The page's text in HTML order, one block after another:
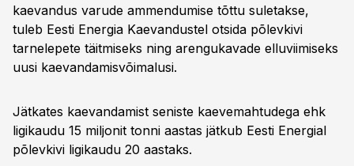
kaevandus varude ammendumise tõttu suletakse,
tuleb Eesti Energia Kaevandustel otsida põlevkivi
tarnelepete täitmiseks ning arengukavade elluviimiseks
uusi kaevandamisvõimalusi.
Jätkates kaevandamist seniste kaevemahtudega ehk
ligikaudu 15 miljonit tonni aastas jätkub Eesti Energial
põlevkivi ligikaudu 20 aastaks.